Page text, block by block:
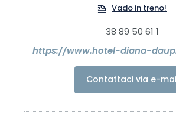
Vado in treno!
38 89 50 61 1
https://www.hotel-diana-
Contattaci via e-